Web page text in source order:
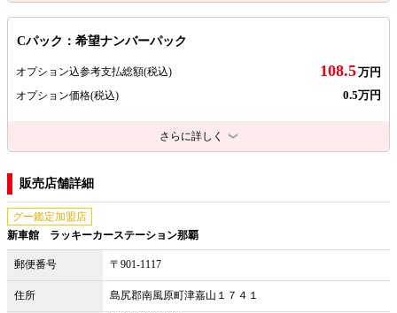
Cパック：希望ナンバーパック
オプション込参考支払総額(税込) 108.5万円
オプション価格(税込) 0.5万円
さらに詳しく
販売店舗詳細
グー鑑定加盟店
新車館 ラッキーカーステーション那覇
郵便番号 〒901-1117
住所 島尻郡南風原町津嘉山１７４１